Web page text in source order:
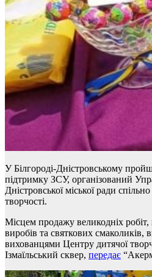
У Білгороді-Дністровському
підтримку ЗСУ, організований
Дністровської міської ради
творчості.
Місцем продажу великодніх
виробів та святкових смаколиків,
вихованцями Центру дитячої
Ізмаїльський сквер, передає